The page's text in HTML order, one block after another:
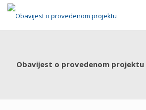
Obavijest o provedenom projektu